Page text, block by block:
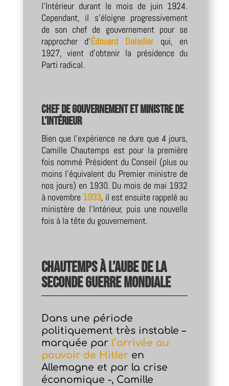
l’Intérieur durant le mois de juin 1924.
Cependant, il s’éloigne progressivement
de son chef de gouvernement pour se
rapprocher d’Édouard Daladierqui, en
1927, vient d’obtenir la présidence du
Parti radical.
Chef de gouvernement et ministre de
l’Intérieur
Bien que l’expérience ne dure que 4 jours,
Camille Chautemps est pour la première
fois nommé Président du Conseil (plus ou
moins l’équivalent du Premier ministre de
nos jours) en 1930. Du mois de mai 1932
à novembre 1933, il est ensuite rappelé au
ministère de l’Intérieur, puis une nouvelle
fois à la tête du gouvernement.
Chautemps à l’aube de la
Seconde Guerre mondiale
Dans une période
politiquement très instable –
marquée par l’arrivée au
pouvoir de Hitleren
Allemagne et par la crise
économique -, Camille